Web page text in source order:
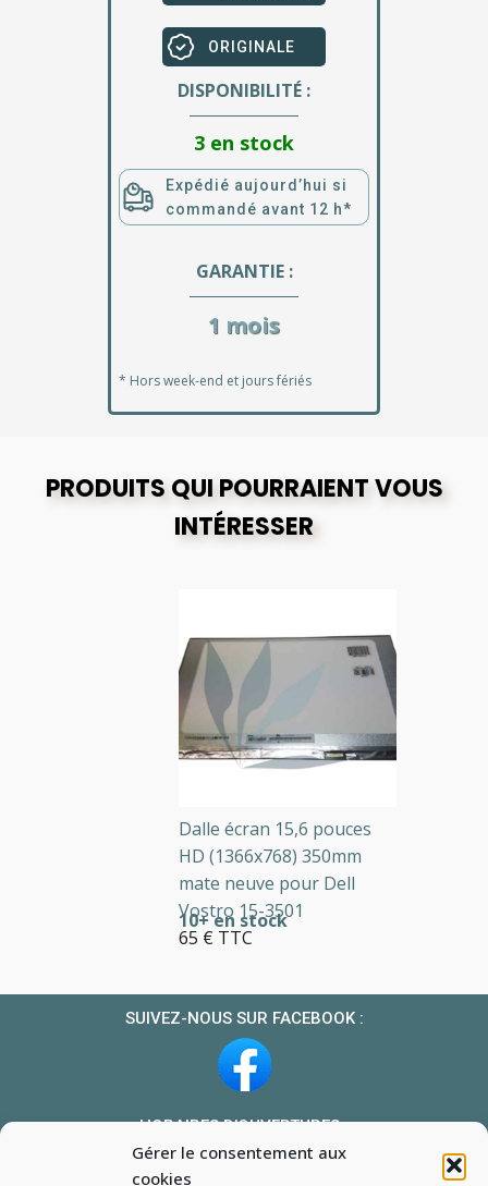
Gérer le consentement aux
cookies
ORIGINALE
DISPONIBILITÉ :
3 en stock
Expédié aujourd’hui si
commandé avant 12 h*
GARANTIE :
1 mois
* Hors week-end et jours fériés
PRODUITS QUI POURRAIENT VOUS
INTÉRESSER
10+ en stock
Dalle écran 15,6 pouces
HD (1366x768) 350mm
mate neuve pour Dell
Vostro 15-3501
65 € TTC
SUIVEZ-NOUS SUR FACEBOOK :
HORAIRES D’OUVERTURES :
Du lundi au vendredi : 10h-13h et 14h-19h